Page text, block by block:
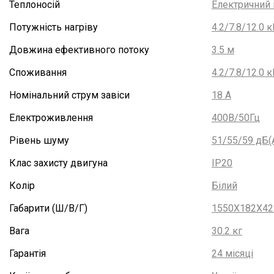
Теплоносій
Електричний
Потужність нагріву
4.2/7.8/12.0
Довжина ефективного потоку
3.5 м
Споживання
4.2/7.8/12.0
Номінальний струм завіси
18 А
Електроживлення
400В/50Гц
Рівень шуму
51/55/59
Клас захисту двигуна
IP20
Колір
Білий
Габарити (Ш/В/Г)
Вага
30.2 кг
Гарантія
24 місяці